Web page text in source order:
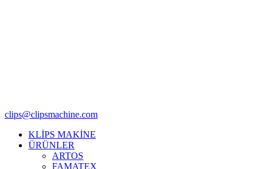
clips@clipsmachine.com
KLİPS MAKİNE
ÜRÜNLER
ARTOS
FAMATEX